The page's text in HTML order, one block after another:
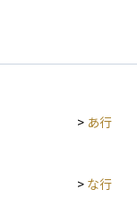
> あ行
> な行